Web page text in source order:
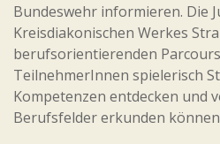
Bundeswehr informieren. Die
Kreisdiakonischen Werkes
berufsorientierenden
TeilnehmerInnen spielerisch
Kompetenzen entdecken und
Berufsfelder erkunden